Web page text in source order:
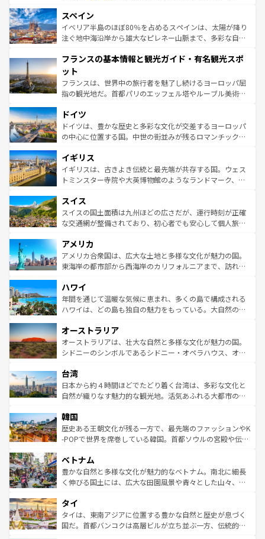
ろん、トスカーナの美しい田園風景やアマルフィ海岸の絶
景など、自然景観も見逃せない。観光の合間には、本場の
ピザやパスタなど、絶品のイタリア料理を堪能することも
ませてくれるイタリアで、忘れられない旅をしてみよう！
なお、新着のイタリア情報は
しい。
スペイン
イベリア半島のほぼ80％を占めるスペインは、太陽が降り
注ぐ地中海沿岸から雄大なピレネー山脈まで、多彩な自然
文化が根付くこの国では、情熱的なフラメンコ、熱気あふ
れる闘牛、そして美味しいタパスが生活の一部となってい
る。首都マドリードの洗練された雰囲気や、バルセロナの
アートに溢れた街角から、地方では古代ローマ遺跡や中世
せる。地方によって風土や気候が異なるスペインはその個
性で訪れる人を魅了する。 なお、新着のスペイン情報は コ
ンテンツ一覧を参照してほしい。
フランスの基本情報と観光ガイド・有名観光スポ
ット
フランスは、世界中の旅行者を魅了し続けるヨーロッパ屈
指の観光地だ。首都パリのエッフェル塔やルーブル美術館
で、幅広い魅力が詰まっている。華麗な宮殿、歴史的な大
聖堂、美しいビーチ、そして豊かな自然が、訪れる者を心
から魅了する。また、フランスは美食の国としても知ら
いる。シャンパンの発祥地であるランス、プロヴァンスの
香り高いラベンダー畑など、多彩な楽しみ方が可能だ。さ
らに、パリ以外の地域にも魅力が溢れており、どの街角に
れる地方に足を運ぶとそれぞれで全く異なる文化を体験で
きるだろう。 なお、新着のフランス情報はコンテンツ一覧
を参照してほしい。
ドイツ
ドイツは、豊かな歴史と多彩な文化が交差するヨーロッパ
の中心に位置する国。中世の街並みが残るロマンチック街
顔を持つこの国は、どこを歩いても飽きることがない。ベ
ルリンの文化的活気、バイエルン州のアルプスの絶景、そ
してライン川沿いのワイン畑といった風景は必見。ビール
は、お酒好きな人にはぜひ体験してほしい。 なお、新着の
ドイツ情報はコンテンツ一覧を参照してほしい。
イギリス
イギリスは、古きよき伝統と最先端が共存する国。ウェス
トミンスター寺院や大英博物館のようなランドマーク、歴
リアごとに異なる魅力がある。また、優雅なアフタヌーン
ティー、ビール好きにはたまらない英国パブ、サッカー観
戦など、本場だからこそできる体験も豊富。イギリスを旅
ンツ一覧を参照してほしい。
スイス
スイスの国土面積は九州ほどの広さだが、運行時刻が正確
な交通網が整備されており、初心者でも安心して個人旅行
の建物がそのまま残る町や、スイスならではのユニークな
博物館もあり、アルプス観光だけでなく町歩きも満喫する
ことができる。国民の所得が高いため物価も高いが、旅行
ば市内交通費無料で観光を楽しむこともできる。 なお、新
着のスイス情報はコンテンツ一覧 を参照してほしい。
アメリカ
アメリカ合衆国は、広大な土地と多様な文化が魅力の国。
東海岸の都市部から西海岸のカリフォルニアまで、訪れる
のような巨大都市は、観光、ショッピング、エンターテイ
ンメントが詰まった刺激的なスポットだ。一方、アメリカ
西部には大自然が広がり、グランドキャニオンやイエロー
部のニューオーリンズでは、音楽と美食が融合した独特の
文化が魅力。旅行者はアメリカの各地域で異なる魅力を楽
しみながら、その多様性と豊かな歴史を感じることができ
ならではの贅沢な旅のスタイルだ。 なお、新着のアメリカ
情報はコンテンツ一覧を参照してほしい。
ハワイ
年間を通じて温暖な気候に恵まれ、多くの島で構成される
ハワイは、どの島も独自の魅力をもっている。大自然の神
ワイ島は見逃せない。また、定番の観光地といえばオアフ
島だが、静かな自然を求めるならマウイ島やカウアイ島が
おすすめ。エメラルドグリーンに輝く海をはじめ、豊かな
れるおもてなしの心で訪れる人々を迎えてくれるハワイの
人々、おいしいローカルフードやハワイアンミュージッ
ク、伝統的なフラダンスなど、すべてがハワイの魅力を彩
ワイを、存分に味わってほしい。 なお、新着のハワイ情報
はコンテンツ一覧を参照してほしい。
オーストラリア
オーストラリアは、壮大な自然と多様な文化が魅力の国。
シドニーのシンボルであるシドニー・オペラハウス、オー
リアリーフや大陸中央部にそびえるウルル（エアーズロッ
ク）、タスマニアの美しい原生林やケアンズの熱帯雨林な
ど、見どころがたくさん。また、カフェやワイン、オージ
いる。アクティビティも充実しており、サーフィンやダイ
ビング、ハイキングなど、アウトドア好きにはたまらな
い。オーストラリアの多彩な魅力を存分に味わいつくそ
参照してほしい。
台湾
日本から約４時間ほどでたどり着く台湾は、多彩な文化と
自然が織りなす魅力的な観光地。活気あふれる大都市の台
ン）、静ひつな山岳地帯である台湾東部など、都市の喧騒
と山間の静けさが共存しており、訪れる人に新しい発見と
驚きをもたらしてくれる。また、奥深い台湾の食文化も魅
容にもいいと評判のスイーツなど、バラエティ豊かな料理
が味わえる。 なお、新着の台湾情報は コンテンツ一覧を参
照してほしい。
韓国
歴史ある王朝文化が残る一方で、最先端のファッションやK
-POPで世界を席巻している韓国。首都ソウルの宮殿や伝統
き、地方に足を延ばせば四季折々の自然美を楽しむことが
できる。そして、キムチや焼肉、絶品のストリートフード
まで、さまざまな韓国料理が待っている。夜には、韓国な
リティに包まれながら、韓国の多彩な魅力を心ゆくまで味
わってみてほしい。 なお、新着の韓国情報はコンテンツ一
覧を参照してほしい。
ベトナム
豊かな自然と多様な文化が魅力的なベトナム。南北に細長
く伸びる国土には、広大な田園風景や青々とした山々、世
急速な発展と共に伝統が息づく。ハノイの古い町並みやホ
ーチミン市のフランス統治時代の建物も、独特の雰囲気を
醸し出している。また、バラエティの豊かさとおいしさで
タイ
タイは、東南アジアに位置する豊かな自然と歴史が息づく
国だ。首都バンコクは高層ビルが立ち並ぶ一方、伝統的な